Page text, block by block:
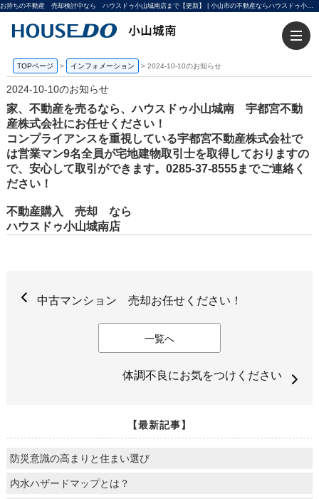
お持ちの不動産 売却検討中なら ハウスドゥ小山城南店まで【更新】 | 小山市の不動産ならハウスドゥ小山城南
TOPページ > インフォメーション > 2024-10-10のお知らせ
2024-10-10のお知らせ
家、不動産を売るなら、ハウスドゥ小山城南 宇都宮不動
産株式会社にお任せください！
コンプライアンスを重視している宇都宮不動産株式会社で
は営業マン9名全員が宅地建物取引士を取得しておりますの
で、安心して取引ができます。0285-37-8555までご連絡く
ださい！
不動産購入 売却 なら
ハウスドゥ小山城南店
中古マンション 売却お任せください！
一覧へ
体調不良にお気をつけください
【最新記事】
防災意識の高まりと住まい選び
内水ハザードマップとは？